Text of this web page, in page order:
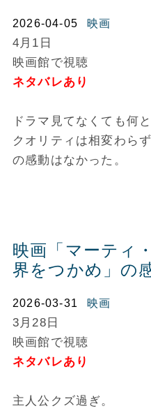
2026-04-05 映画
4月1日
映画館で視聴
ネタバレあり
ドラマ見てなくても何
クオリティは相変わら
の感動はなかった。
映画「マーティ
界をつかめ」の
2026-03-31 映画
3月28日
映画館で視聴
ネタバレあり
主人公クズ過ぎ。